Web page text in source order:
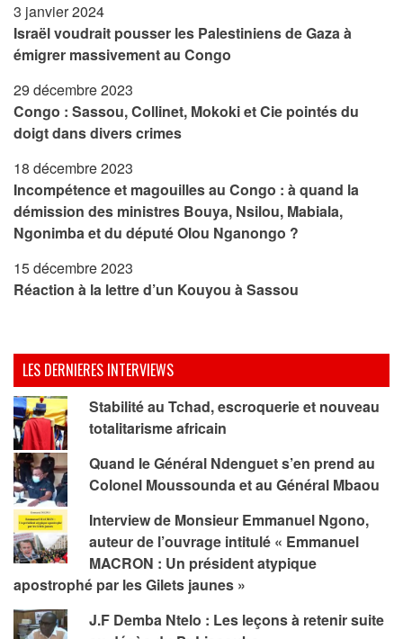
3 janvier 2024
Israël voudrait pousser les Palestiniens de Gaza à
émigrer massivement au Congo
29 décembre 2023
Congo : Sassou, Collinet, Mokoki et Cie pointés du
doigt dans divers crimes
18 décembre 2023
Incompétence et magouilles au Congo : à quand la
démission des ministres Bouya, Nsilou, Mabiala,
Ngonimba et du député Olou Nganongo ?
15 décembre 2023
Réaction à la lettre d’un Kouyou à Sassou
LES DERNIERES INTERVIEWS
Stabilité au Tchad, escroquerie et nouveau
totalitarisme africain
Quand le Général Ndenguet s’en prend au
Colonel Moussounda et au Général Mbaou
Interview de Monsieur Emmanuel Ngono,
auteur de l’ouvrage intitulé « Emmanuel
MACRON : Un président atypique
apostrophé par les Gilets jaunes »
J.F Demba Ntelo : Les leçons à retenir suite